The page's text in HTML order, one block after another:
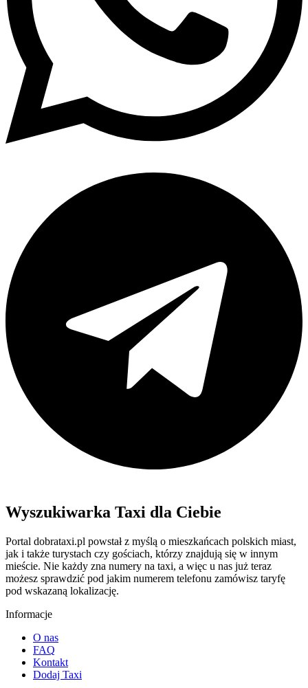
Wyszukiwarka Taxi dla Ciebie
Portal dobrataxi.pl powstał z myślą o mieszkańcach polskich miast,
jak i także turystach czy gościach, którzy znajdują się w innym
mieście. Nie każdy zna numery na taxi, a więc u nas już teraz
możesz sprawdzić pod jakim numerem telefonu zamówisz taryfę
pod wskazaną lokalizację.
Informacje
O nas
FAQ
Kontakt
Dodaj Taxi